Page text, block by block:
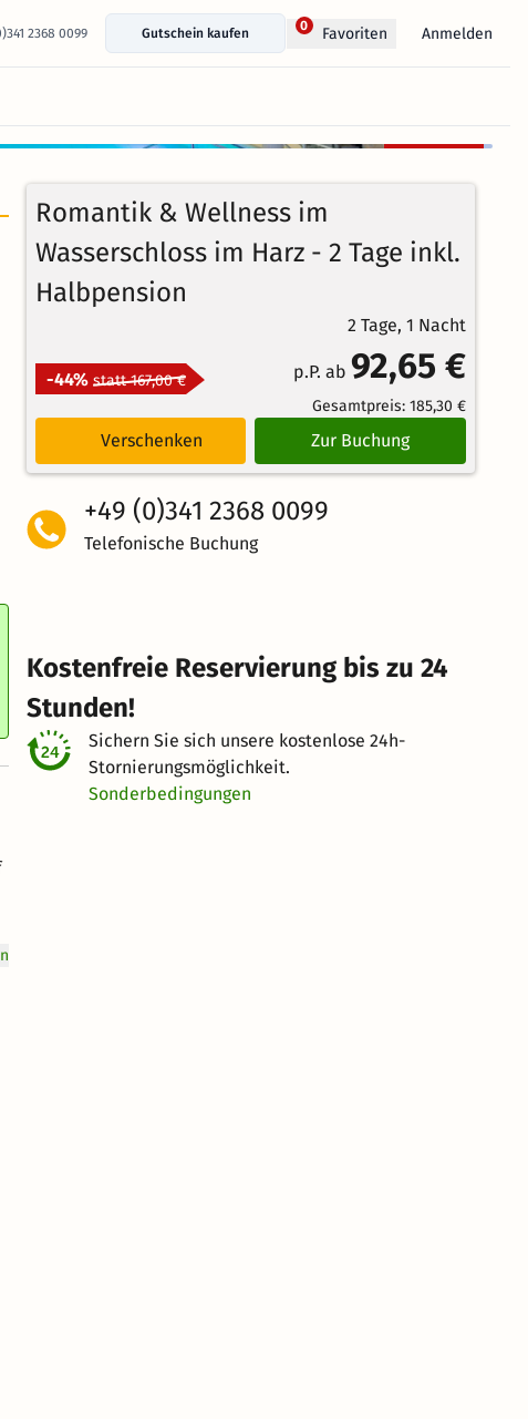
2368 0099 Gutschein kaufen
0 Favoriten Anmelden
91%
Weiterempfehlung
Bewertungen
4.4
Großartig
stornierbar
Romantik & Wellness im
Wasserschloss im Harz - 2 Tage inkl.
Halbpension
2 Tage, 1 Nacht
-44% statt 167,00 € p.P. ab 92,65 €
Gesamtpreis: 185,30 €
Verschenken Zur Buchung
+49 (0)341 2368 0099
Telefonische Buchung
Kostenfreie Reservierung bis zu 24
Stunden!
Sichern Sie sich unsere kostenlose 24h-
Stornierungsmöglichkeit.
Sonderbedingungen